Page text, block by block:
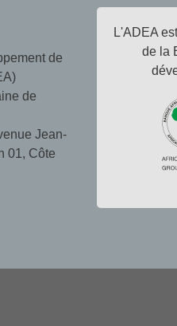
de
de
Jean-
01, Côte
L'ADEA
de la